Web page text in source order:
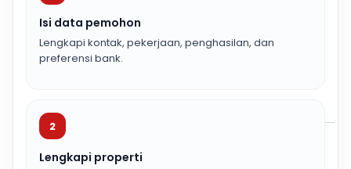
Isi data pemohon
Lengkapi kontak, pekerjaan, penghasilan, dan
preferensi bank.
2
Lengkapi properti